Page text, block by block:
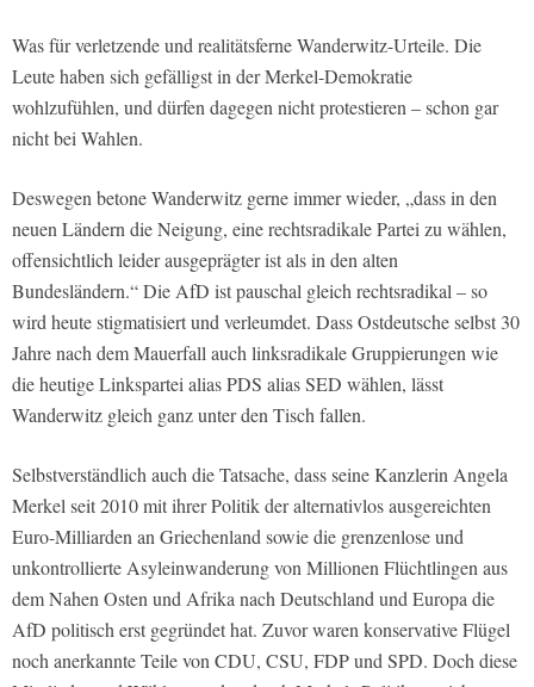
Was für verletzende und realitätsferne Wanderwitz-Urteile. Die
Leute haben sich gefälligst in der Merkel-Demokratie
wohlzufühlen, und dürfen dagegen nicht protestieren – schon gar
nicht bei Wahlen.
Deswegen betone Wanderwitz gerne immer wieder, „dass in den
neuen Ländern die Neigung, eine rechtsradikale Partei zu wählen,
offensichtlich leider ausgeprägter ist als in den alten
Bundesländern.“ Die AfD ist pauschal gleich rechtsradikal – so
wird heute stigmatisiert und verleumdet. Dass Ostdeutsche selbst 30
Jahre nach dem Mauerfall auch linksradikale Gruppierungen wie
die heutige Linkspartei alias PDS alias SED wählen, lässt
Wanderwitz gleich ganz unter den Tisch fallen.
Selbstverständlich auch die Tatsache, dass seine Kanzlerin Angela
Merkel seit 2010 mit ihrer Politik der alternativlos ausgereichten
Euro-Milliarden an Griechenland sowie die grenzenlose und
unkontrollierte Asyleinwanderung von Millionen Flüchtlingen aus
dem Nahen Osten und Afrika nach Deutschland und Europa die
AfD politisch erst gegründet hat. Zuvor waren konservative Flügel
noch anerkannte Teile von CDU, CSU, FDP und SPD. Doch diese